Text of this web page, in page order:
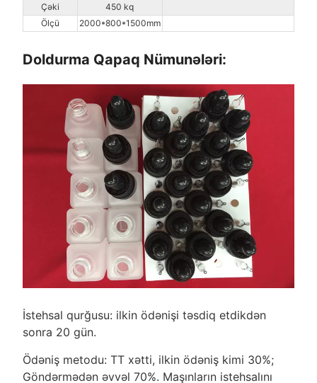
Çəki
450 kq
Ölçü
2000*800*1500mm
Doldurma Qapaq Nümunələri:
İstehsal qurğusu: ilkin ödənişi təsdiq etdikdən
sonra 20 gün.
Ödəniş metodu: TT xətti, ilkin ödəniş kimi 30%;
Göndərmədən əvvəl 70%. Maşınların istehsalını